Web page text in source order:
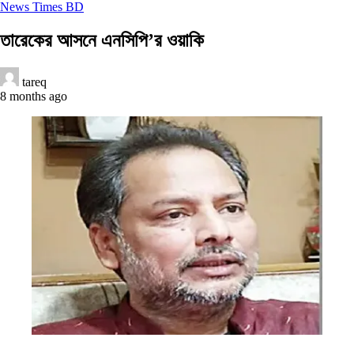
News Times BD
তারেকের আসনে এনসিপি’র ওয়াকি
tareq
8 months ago